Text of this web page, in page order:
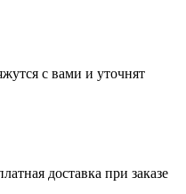
с вами и уточнят
доставка при заказе